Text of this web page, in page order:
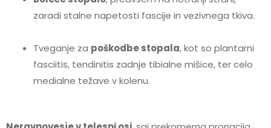
zaradi stalne napetosti fascije in vezivnega tkiva.
Tveganje za poškodbe stopala, kot so plantarni
fasciitis, tendinitis zadnje tibialne mišice, ter celo
medialne težave v kolenu.